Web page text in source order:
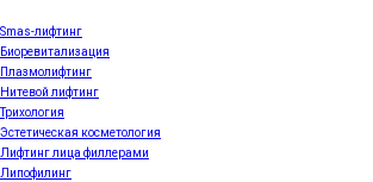
Smas-лифтинг
Биоревитализация
Плазмолифтинг
Нитевой лифтинг
Трихология
Эстетическая косметология
Лифтинг лица филлерами
Липофилинг